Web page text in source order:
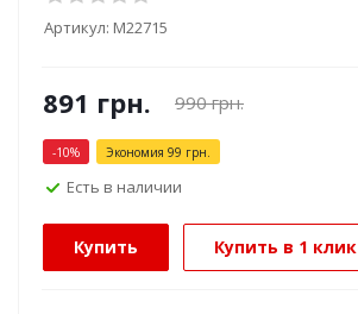
Артикул: М22715
891 грн. 990грн.
-10% Экономия 99 грн.
Есть в наличии
Купить Купить в 1 клик